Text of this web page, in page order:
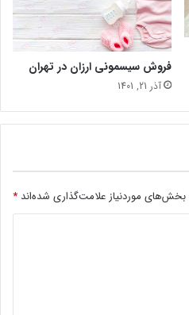
فروش سیسمونی ارزان در تهران
آذر 21, 1401
بخش‌های موردنیاز علامت‌گذاری شده‌اند *